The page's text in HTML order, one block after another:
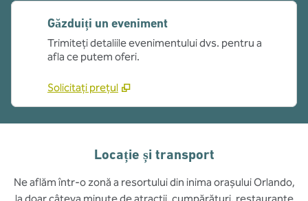
Găzduiți un eveniment
Trimiteți detaliile evenimentului dvs. pentru a
afla ce putem oferi.
Solicitați prețul
Locație și transport
Ne aflăm într-o zonă a resortului din inima orașului Orlando,